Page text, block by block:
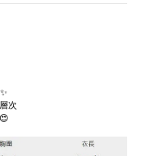
✨
次